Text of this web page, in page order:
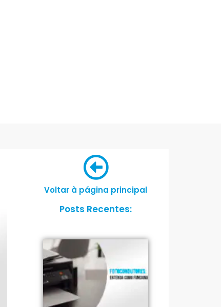
Voltar à página principal
Posts Recentes: